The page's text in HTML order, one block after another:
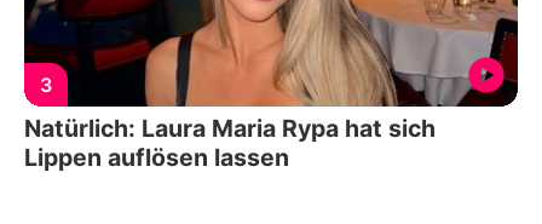
3
Natürlich: Laura Maria Rypa hat sich
Lippen auflösen lassen